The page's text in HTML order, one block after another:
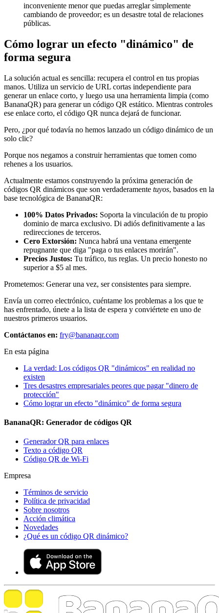
inconveniente menor que puedas arreglar simplemente
cambiando de proveedor; es un desastre total de relaciones
públicas.
Cómo lograr un efecto "dinámico" de
forma segura
La solución actual es sencilla: recupera el control en tus propias
manos. Utiliza un servicio de URL cortas independiente para
generar un enlace corto, y luego usa una herramienta limpia (como
BananaQR) para generar un código QR estático. Mientras controles
ese enlace corto, el código QR nunca dejará de funcionar.
Pero, ¿por qué todavía no hemos lanzado un código dinámico de un
solo clic?
Porque nos negamos a construir herramientas que tomen como
rehenes a los usuarios.
Actualmente estamos construyendo la próxima generación de
códigos QR dinámicos que son verdaderamente tuyos, basados en la
base tecnológica de BananaQR:
100% Datos Privados: Soporta la vinculación de tu propio
dominio de marca exclusivo. Di adiós definitivamente a las
redirecciones de terceros.
Cero Extorsión: Nunca habrá una ventana emergente
repugnante que diga "paga o tus enlaces morirán".
Precios Justos: Tu tráfico, tus reglas. Un precio honesto no
superior a $5 al mes.
Prometemos: Generar una vez, ser consistentes para siempre.
Envía un correo electrónico, cuéntame los problemas a los que te
has enfrentado, únete a la lista de espera y conviértete en uno de
nuestros primeros usuarios.
Contáctanos en: fry@bananaqr.com
En esta página
La verdad: Los códigos QR "dinámicos" en realidad no
existen
Tres desastres empresariales peores que pagar "dinero de
protección"
Cómo lograr un efecto "dinámico" de forma segura
BananaQR: Generador de códigos QR
Generador QR para enlaces
Texto a código QR
Código QR de Wi‑Fi
Empresa
Términos de servicio
Política de privacidad
Sobre nosotros
Acción climática
Novedades
¿Qué es un código QR dinámico?